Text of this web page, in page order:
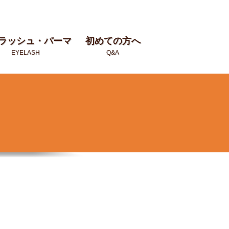
ッシュ・パーマ
EYELASH
初めての方へ
Q&A